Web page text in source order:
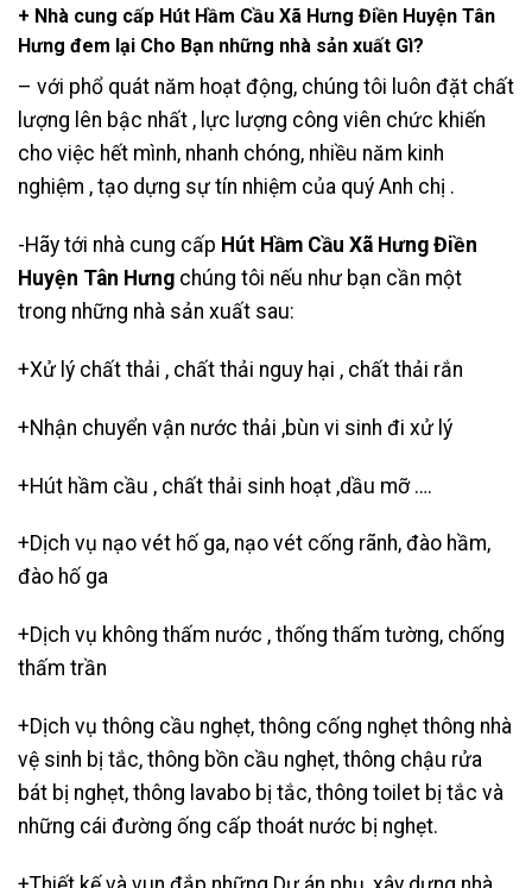
+ Nhà cung cấp Hút Hầm Cầu Xã Hưng Điền Huyện Tân
Hưng đem lại Cho Bạn những nhà sản xuất Gì?
– với phổ quát năm hoạt động, chúng tôi luôn đặt chất
lượng lên bậc nhất , lực lượng công viên chức khiến
cho việc hết mình, nhanh chóng, nhiều năm kinh
nghiệm , tạo dựng sự tín nhiệm của quý Anh chị .
-Hãy tới nhà cung cấp Hút Hầm Cầu Xã Hưng Điền
Huyện Tân Hưng chúng tôi nếu như bạn cần một
trong những nhà sản xuất sau:
+Xử lý chất thải , chất thải nguy hại , chất thải rắn
+Nhận chuyển vận nước thải ,bùn vi sinh đi xử lý
+Hút hầm cầu , chất thải sinh hoạt ,dầu mỡ ….
+Dịch vụ nạo vét hố ga, nạo vét cống rãnh, đào hầm,
đào hố ga
+Dịch vụ không thấm nước , thống thấm tường, chống
thấm trần
+Dịch vụ thông cầu nghẹt, thông cống nghẹt thông nhà
vệ sinh bị tắc, thông bồn cầu nghẹt, thông chậu rửa
bát bị nghẹt, thông lavabo bị tắc, thông toilet bị tắc và
những cái đường ống cấp thoát nước bị nghẹt.